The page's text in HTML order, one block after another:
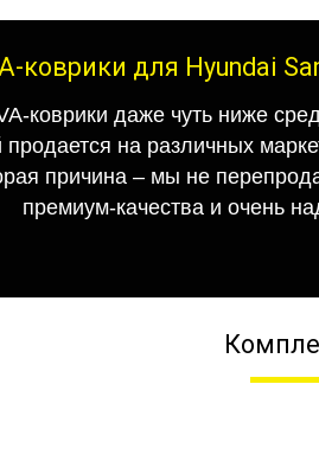
коврики для Hyundai
коврики даже чуть ниже
на различных
причина – мы не
премиум-качества и очень